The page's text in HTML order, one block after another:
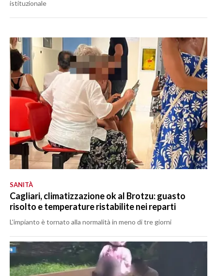
istituzionale
SANITÀ
Cagliari, climatizzazione ok al Brotzu: guasto
risolto e temperature ristabilite nei reparti
L'impianto è tornato alla normalità in meno di tre giorni